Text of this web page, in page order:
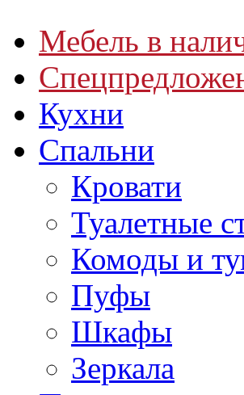
Мебель в
Кухни
Спальни
Кровати
Туалетные
Комоды и
Пуфы
Шкафы
Зеркала